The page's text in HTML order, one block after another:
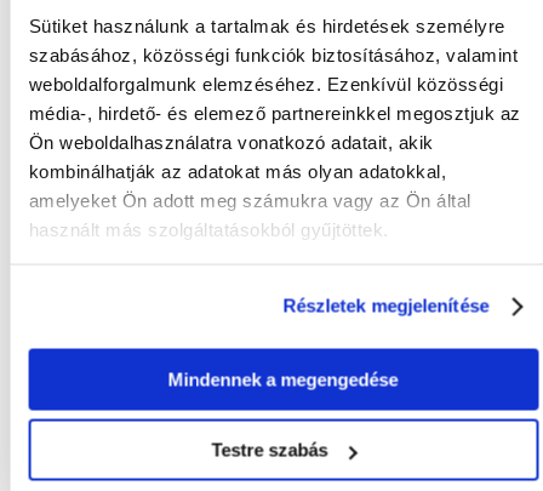
Sütiket használunk a tartalmak és hirdetések személyre
szabásához, közösségi funkciók biztosításához, valamint
weboldalforgalmunk elemzéséhez. Ezenkívül közösségi
média-, hirdető- és elemező partnereinkkel megosztjuk az
Ön weboldalhasználatra vonatkozó adatait, akik
kombinálhatják az adatokat más olyan adatokkal,
amelyeket Ön adott meg számukra vagy az Ön által
használt más szolgáltatásokból gyűjtöttek.
Részletek megjelenítése
Mindennek a megengedése
Testre szabás
Gyakori Kérdések (GYIK)
Tulajdonságok
ÁLLAT MÉRETE: Univerzális
Mi a termék értékelési szabályzat?
megvásárolták ezt a terméket. A csillagok által adott értékelés
az összes értékelés átlaga. A felülvizsgálat moderálása után
pozitív és negatív értékeléseket is közzéteszünk.et.
Értékelések